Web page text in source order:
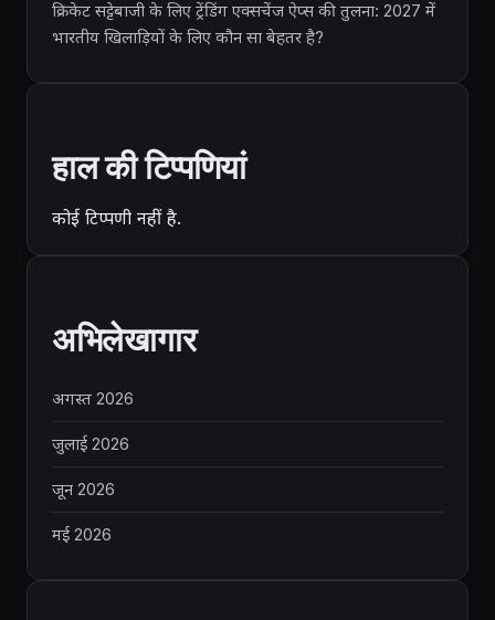
क्रिकेट सट्टेबाजी के लिए ट्रेंडिंग एक्सचेंज ऐप्स की तुलना: 2027 में
भारतीय खिलाड़ियों के लिए कौन सा बेहतर है?
हाल की टिप्पणियां
कोई टिप्पणी नहीं है.
अभिलेखागार
अगस्त 2026
जुलाई 2026
जून 2026
मई 2026